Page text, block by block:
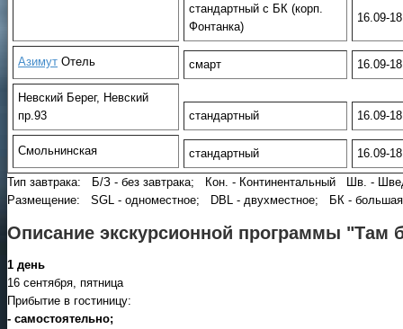
стандартный с БК (корп.
Фонтанка)
16.09-
Азимут Отель смарт 16.09-
Невский Берег, Невский
пр.93
стандартный 16.09-
Смольнинская стандартный 16.09-
Тип завтрака: Б/З - без завтрака; Кон. - Континентальный Шв. -
Размещение: SGL - одноместное; DBL - двухместное; БК - большая
Описание экскурсионной программы
1 день
16 сентября, пятница
Прибытие в гостиницу:
- самостоятельно;